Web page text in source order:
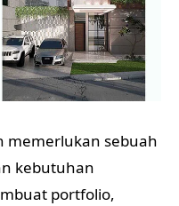
memerlukan sebuah
kebutuhan
portfolio,